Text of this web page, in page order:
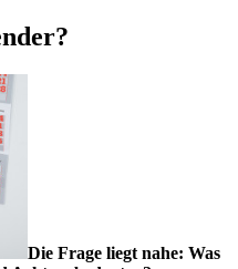
Die Frage liegt nahe: Was